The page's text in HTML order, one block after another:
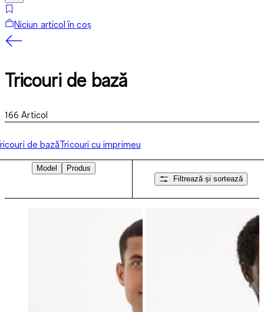
Niciun articol în coș
Tricouri de bază
166 Articol
de bazăTricouri cu imprimeu
Model
Produs
Filtrează și sortează